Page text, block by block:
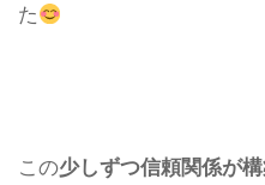
た
この少しずつ信頼関係が